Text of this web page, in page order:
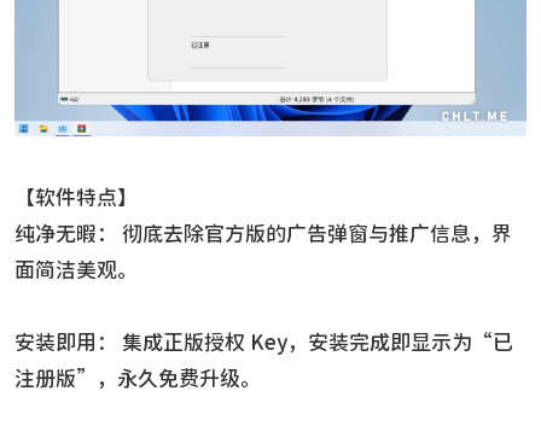
【软件特点】
纯净无暇： 彻底去除官方版的广告弹窗与推广信息，界
面简洁美观。
安装即用： 集成正版授权 Key，安装完成即显示为“已
注册版”，永久免费升级。